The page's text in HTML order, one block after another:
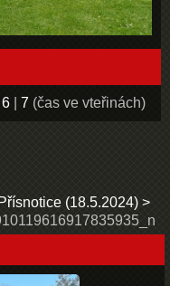
6 7 (čas ve vteřinách)
(18.5.2024)